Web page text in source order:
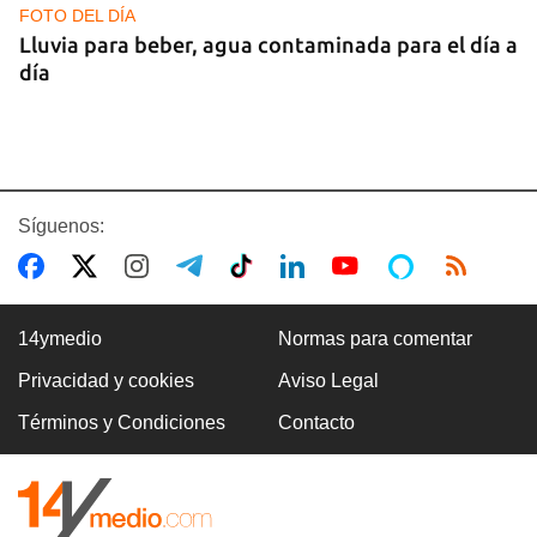
FOTO DEL DÍA
Lluvia para beber, agua contaminada para el día a
día
COMERCIO
La Cuevita, el verdadero mercado mayorista de
Cuba, abastece la economía nacional
Síguenos:
14ymedio Normas para comentar
Privacidad y cookies Aviso Legal
Términos y Condiciones Contacto